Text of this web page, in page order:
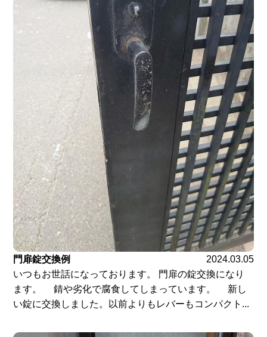
門扉錠交換例
2024.03.05
いつもお世話になっております。 門扉の錠交換になり
ます。 錆や劣化で腐食してしまっています。 新し
い錠に交換しました。以前よりもレバーもコンパクト...